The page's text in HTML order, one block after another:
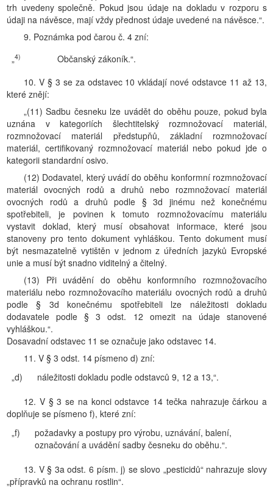
trh uvedeny společně. Pokud jsou údaje na dokladu v rozporu s
údaji na návěsce, mají vždy přednost údaje uvedené na návěsce.“.
9. Poznámka pod čarou č. 4 zní:
„4)
Občanský zákoník.“.
10. V § 3 se za odstavec 10 vkládají nové odstavce 11 až 13,
které znějí:
„(11) Sadbu česneku lze uvádět do oběhu pouze, pokud byla
uznána v kategoriích šlechtitelský rozmnožovací materiál,
rozmnožovací materiál předstupňů, základní rozmnožovací
materiál, certifikovaný rozmnožovací materiál nebo pokud jde o
kategorii standardní osivo.
(12) Dodavatel, který uvádí do oběhu konformní rozmnožovací
materiál ovocných rodů a druhů nebo rozmnožovací materiál
ovocných rodů a druhů podle § 3d jinému než konečnému
spotřebiteli, je povinen k tomuto rozmnožovacímu materiálu
vystavit doklad, který musí obsahovat informace, které jsou
stanoveny pro tento dokument vyhláškou. Tento dokument musí
být nesmazatelně vytištěn v jednom z úředních jazyků Evropské
unie a musí být snadno viditelný a čitelný.
(13) Při uvádění do oběhu konformního rozmnožovacího
materiálu nebo rozmnožovacího materiálu ovocných rodů a druhů
podle § 3d konečnému spotřebiteli lze náležitosti dokladu
dodavatele podle § 3 odst. 12 omezit na údaje stanovené
vyhláškou.“.
Dosavadní odstavec 11 se označuje jako odstavec 14.
11. V § 3 odst. 14 písmeno d) zní:
„d)
náležitosti dokladu podle odstavců 9, 12 a 13,“.
12. V § 3 se na konci odstavce 14 tečka nahrazuje čárkou a
doplňuje se písmeno f), které zní:
„f)
požadavky a postupy pro výrobu, uznávání, balení,
označování a uvádění sadby česneku do oběhu.“.
13. V § 3a odst. 6 písm. j) se slovo „pesticidů“ nahrazuje slovy
„přípravků na ochranu rostlin“.